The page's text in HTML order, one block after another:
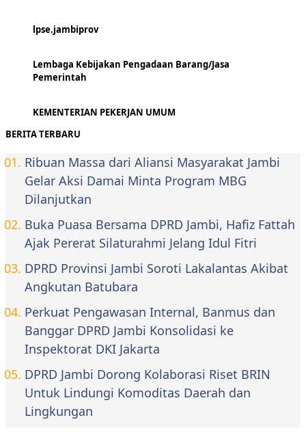
lpse.jambiprov
Lembaga Kebijakan Pengadaan Barang/Jasa
Pemerintah
KEMENTERIAN PEKERJAN UMUM
BERITA TERBARU
Ribuan Massa dari Aliansi Masyarakat Jambi
Gelar Aksi Damai Minta Program MBG
Dilanjutkan
Buka Puasa Bersama DPRD Jambi, Hafiz Fattah
Ajak Pererat Silaturahmi Jelang Idul Fitri
DPRD Provinsi Jambi Soroti Lakalantas Akibat
Angkutan Batubara
Perkuat Pengawasan Internal, Banmus dan
Banggar DPRD Jambi Konsolidasi ke
Inspektorat DKI Jakarta
DPRD Jambi Dorong Kolaborasi Riset BRIN
Untuk Lindungi Komoditas Daerah dan
Lingkungan